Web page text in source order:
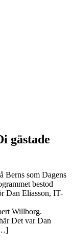
gästade
Berns som Dagens
bestod
Dan Eliasson, IT-
Willborg.
Det var Dan